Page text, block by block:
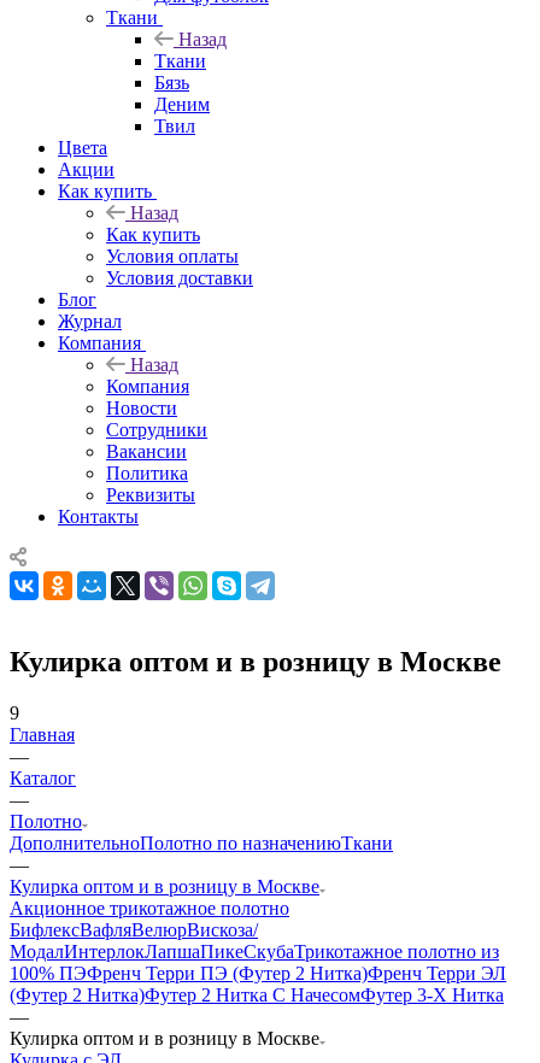
Ткани
Назад
Ткани
Бязь
Деним
Твил
Цвета
Акции
Как купить
Назад
Как купить
Условия оплаты
Условия доставки
Блог
Журнал
Компания
Назад
Компания
Новости
Сотрудники
Вакансии
Политика
Реквизиты
Контакты
Кулирка оптом и в розницу в Москве
9
Главная
—
Каталог
—
Полотно
ДополнительноПолотно по назначениюТкани
—
Кулирка оптом и в розницу в Москве
Акционное трикотажное полотно
БифлексВафляВелюрВискоза/
МодалИнтерлокЛапшаПикеСкубаТрикотажное полотно из
100% ПЭФренч Терри ПЭ (Футер 2 Нитка)Френч Терри ЭЛ
(Футер 2 Нитка)Футер 2 Нитка С НачесомФутер 3-Х Нитка
—
Кулирка оптом и в розницу в Москве